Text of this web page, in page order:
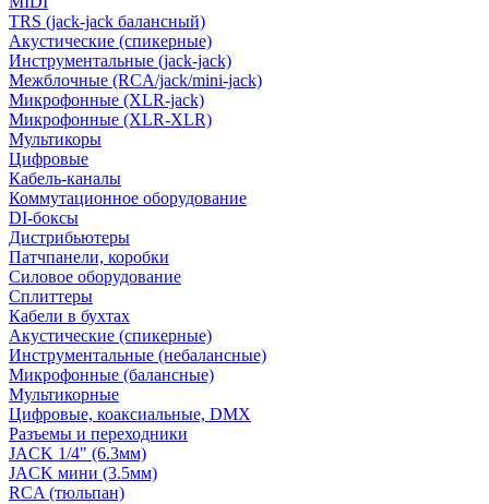
TRS (jack-jack балансный)
Акустические (спикерные)
Инструментальные (jack-jack)
Межблочные (RCA/jack/mini-jack)
Микрофонные (XLR-jack)
Микрофонные (XLR-XLR)
Мультикоры
Цифровые
Кабель-каналы
Коммутационное оборудование
DI-боксы
Дистрибьютеры
Патчпанели, коробки
Силовое оборудование
Сплиттеры
Кабели в бухтах
Акустические (спикерные)
Инструментальные (небалансные)
Микрофонные (балансные)
Мультикорные
Цифровые, коаксиальные, DMX
Разъемы и переходники
JACK 1/4" (6.3мм)
JACK мини (3.5мм)
RCA (тюльпан)